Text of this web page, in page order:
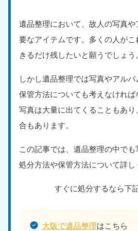
遺品整理において、故人の写真
要なアイテムです。多くの人が
きるだけ残したいと願うでしょう
しかし遺品整理では写真やアルバ
保管方法についても考えなけれ
写真は大量に出てくることもあ
合もあります。
この記事では、遺品整理の中で
処分方法や保管方法について詳し
すぐに処分するなら下
大阪で遺品整理はこちら